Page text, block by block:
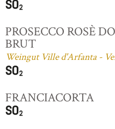
PROSECCO ROSÈ
BRUT
Weingut Ville d'Arfanta -
FRANCIACORTA